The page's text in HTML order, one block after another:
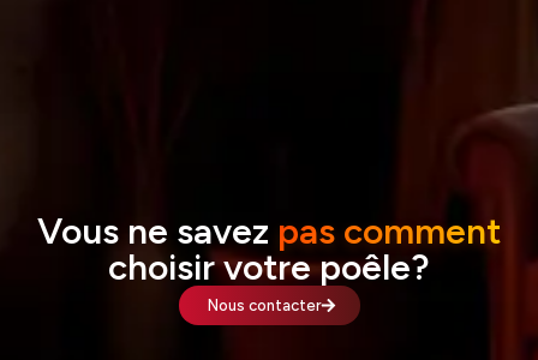
Vous ne savez pas comment
choisir votre poêle?
Nous contacter